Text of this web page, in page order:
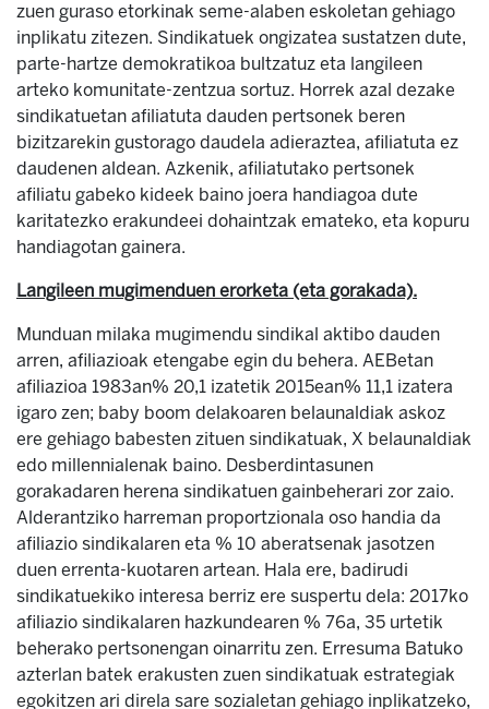
zuen guraso etorkinak seme-alaben eskoletan gehiago
inplikatu zitezen. Sindikatuek ongizatea sustatzen dute,
parte-hartze demokratikoa bultzatuz eta langileen
arteko komunitate-zentzua sortuz. Horrek azal dezake
sindikatuetan afiliatuta dauden pertsonek beren
bizitzarekin gustorago daudela adieraztea, afiliatuta ez
daudenen aldean. Azkenik, afiliatutako pertsonek
afiliatu gabeko kideek baino joera handiagoa dute
karitatezko erakundeei dohaintzak emateko, eta kopuru
handiagotan gainera.
Langileen mugimenduen erorketa (eta gorakada).
Munduan milaka mugimendu sindikal aktibo dauden
arren, afiliazioak etengabe egin du behera. AEBetan
afiliazioa 1983an% 20,1 izatetik 2015ean% 11,1 izatera
igaro zen; baby boom delakoaren belaunaldiak askoz
ere gehiago babesten zituen sindikatuak, X belaunaldiak
edo millennialenak baino. Desberdintasunen
gorakadaren herena sindikatuen gainbeherari zor zaio.
Alderantziko harreman proportzionala oso handia da
afiliazio sindikalaren eta % 10 aberatsenak jasotzen
duen errenta-kuotaren artean. Hala ere, badirudi
sindikatuekiko interesa berriz ere suspertu dela: 2017ko
afiliazio sindikalaren hazkundearen % 76a, 35 urtetik
beherako pertsonengan oinarritu zen. Erresuma Batuko
azterlan batek erakusten zuen sindikatuak estrategiak
egokitzen ari direla sare sozialetan gehiago inplikatzeko,